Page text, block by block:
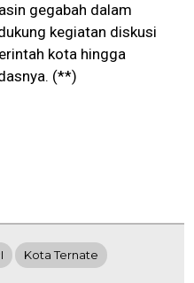
gegabah dalam
kegiatan diskusi
kota hingga
(**)
Kota Ternate